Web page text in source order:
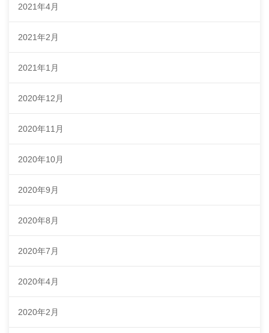
2021年4月
2021年2月
2021年1月
2020年12月
2020年11月
2020年10月
2020年9月
2020年8月
2020年7月
2020年4月
2020年2月